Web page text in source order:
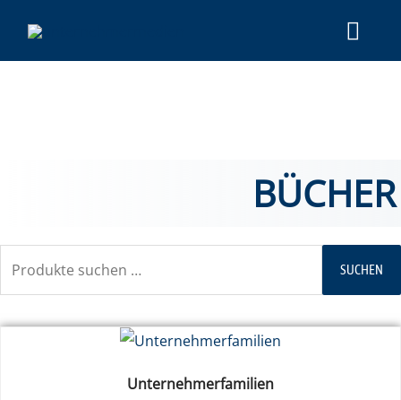
BÜCHER
SUCHEN
Unternehmerfamilien